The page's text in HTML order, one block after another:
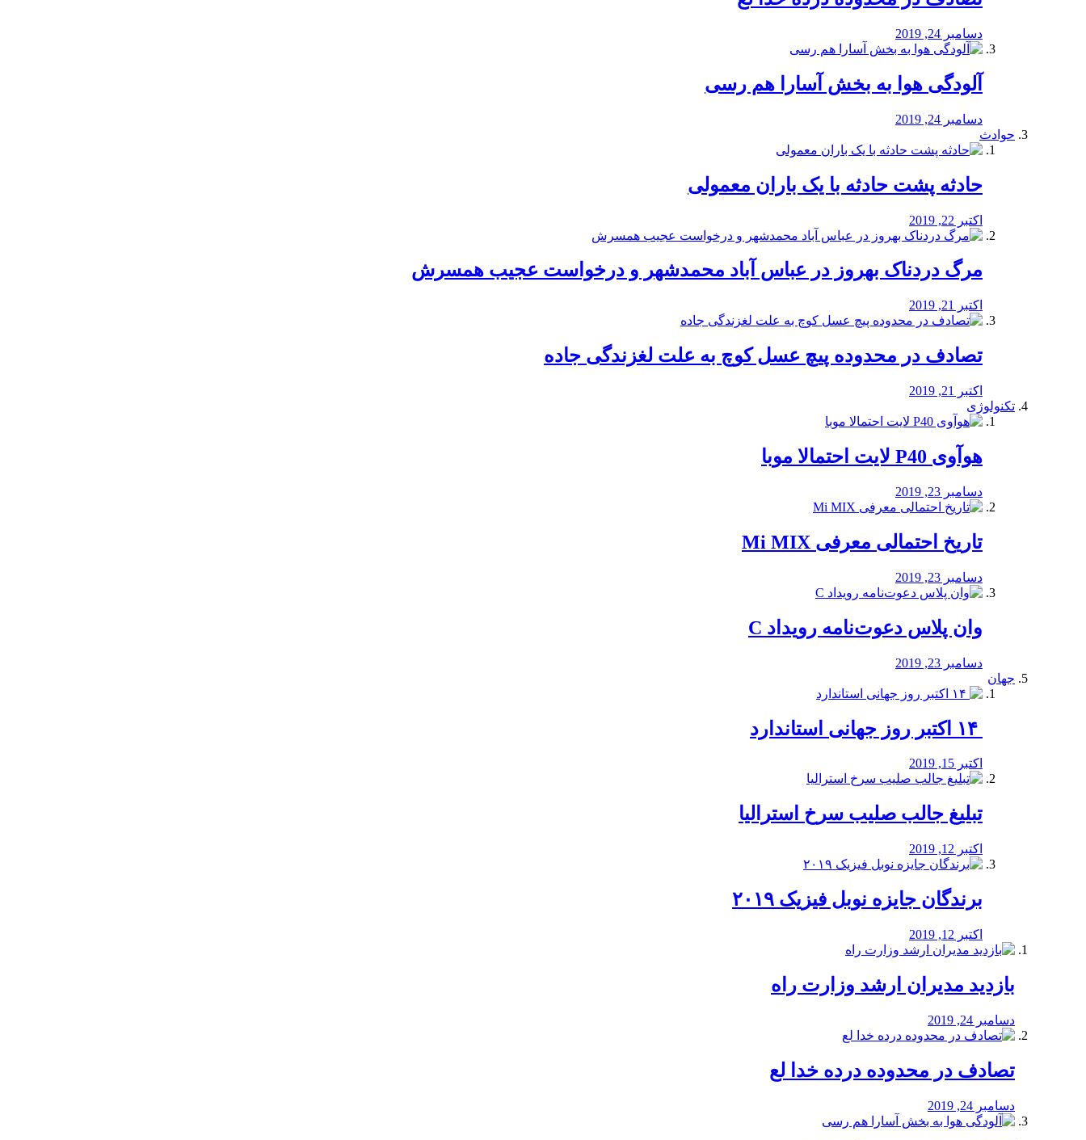
دسامبر 24, 2019
آلودگی هوا به بخش آسارا هم رسی
دسامبر 24, 2019
حوادث
️حادثه پشت حادثه با یک باران معمولی
اکتبر 22, 2019
مرگ دردناک بهروز در عباس آباد محمدشهر و درخواست عجیب همسرش
اکتبر 21, 2019
تصادف در محدوده پیچ عسل کوچ به علت لغزندگی جاده
اکتبر 21, 2019
تکنولوژی
هوآوی P40 لایت احتمالا موبا
دسامبر 23, 2019
تاریخ احتمالی معرفی Mi MIX
دسامبر 23, 2019
وان پلاس دعوت‌نامه رویداد C
دسامبر 23, 2019
جهان
اکتبر 15, 2019
تبلیغ جالب صلیب سرخ استرالیا
اکتبر 12, 2019
برندگان جایزه نوبل فیزیک ۲۰۱۹
اکتبر 12, 2019
بازدید مدیران ارشد وزارت راه
دسامبر 24, 2019
تصادف در محدوده درده خدا لع
دسامبر 24, 2019